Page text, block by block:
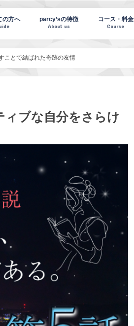
ト)
の方へ parcy’sの特徴
About us
コース・料金
Course
ことで結ばれた奇跡の友情
ブな自分をさらけ